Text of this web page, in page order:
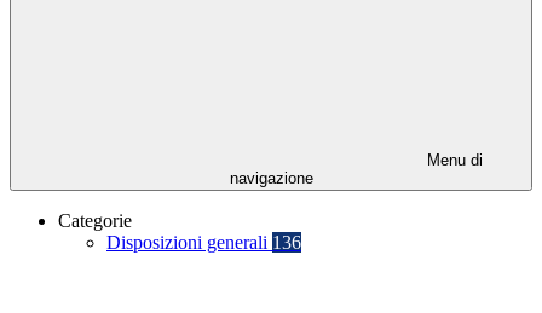
Menu di
navigazione
Categorie
Disposizioni generali 136